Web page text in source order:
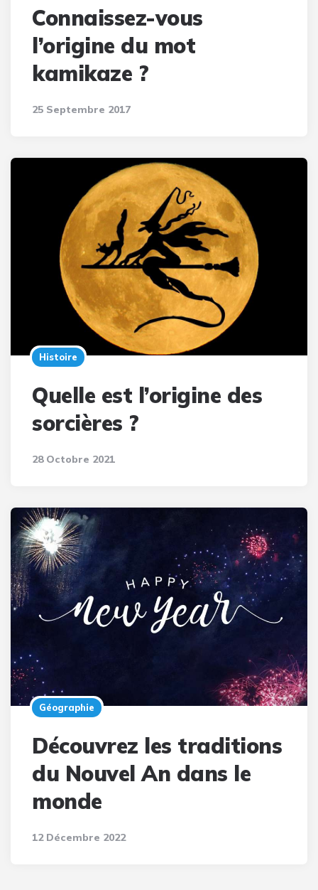
Connaissez-vous
l’origine du mot
kamikaze ?
25 Septembre 2017
Histoire
Quelle est l’origine des
sorcières ?
28 Octobre 2021
Géographie
Découvrez les traditions
du Nouvel An dans le
monde
12 Décembre 2022